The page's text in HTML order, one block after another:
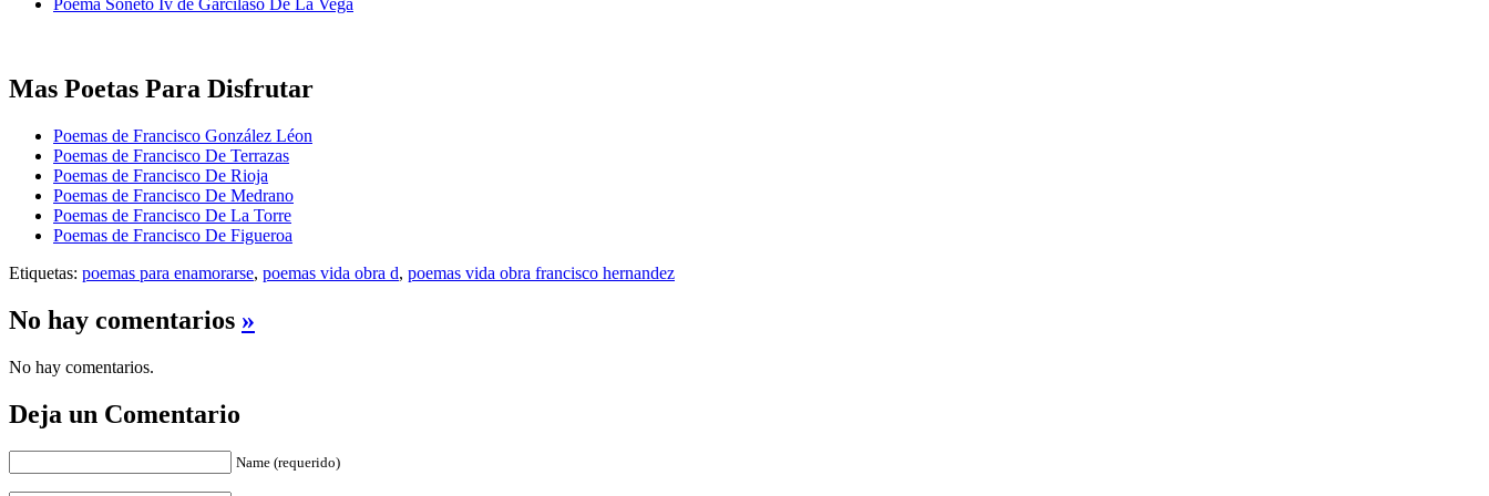
Poema Soneto Iv de Garcilaso De La Vega
Mas Poetas Para Disfrutar
Poemas de Francisco González Léon
Poemas de Francisco De Terrazas
Poemas de Francisco De Rioja
Poemas de Francisco De Medrano
Poemas de Francisco De La Torre
Poemas de Francisco De Figueroa
Etiquetas: poemas para enamorarse, poemas vida obra d, poemas vida obra francisco hernandez
No hay comentarios »
No hay comentarios.
Deja un Comentario
Name (requerido)